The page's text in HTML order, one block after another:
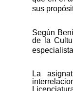
sus
Según
de la
La